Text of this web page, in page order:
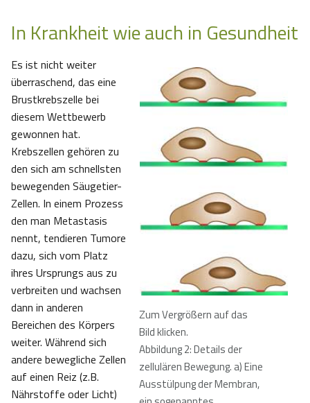
In Krankheit wie auch in Gesundheit
Zum Vergrößern auf das
Bild klicken.
Abbildung 2: Details der
zellulären Bewegung. a) Eine
Ausstülpung der Membran,
Es ist nicht weiter
überraschend, das eine
Brustkrebszelle bei
diesem Wettbewerb
gewonnen hat.
Krebszellen gehören zu
den sich am schnellsten
bewegenden Säugetier-
Zellen. In einem Prozess
den man Metastasis
nennt, tendieren Tumore
dazu, sich vom Platz
ihres Ursprungs aus zu
verbreiten und wachsen
dann in anderen
Bereichen des Körpers
weiter. Während sich
andere bewegliche Zellen
auf einen Reiz (z.B.
Nährstoffe oder Licht)